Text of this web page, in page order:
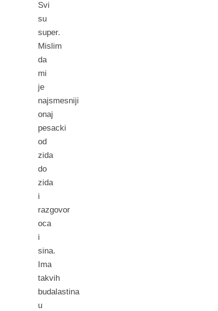
Svi
su
super.
Mislim
da
mi
je
najsmesniji
onaj
pesacki
od
zida
do
zida
i
razgovor
oca
i
sina.
Ima
takvih
budalastina
u